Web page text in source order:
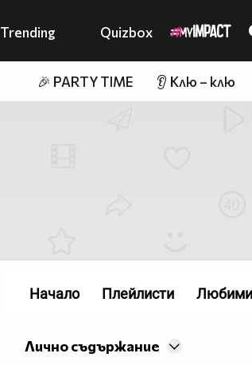
Trending Quizbox
🎉 PARTY TIME 👂 Клю – клю
Лично съдържание
Начало Плейлисти Любими